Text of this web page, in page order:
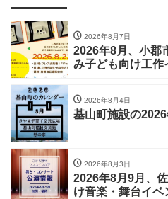
2026年8月7日
2026年8月、小郡
み子ども向け工作
2026年8月4日
基山町施設の
2026年8月3日
2026年8月9月、
け音楽・舞台イベ